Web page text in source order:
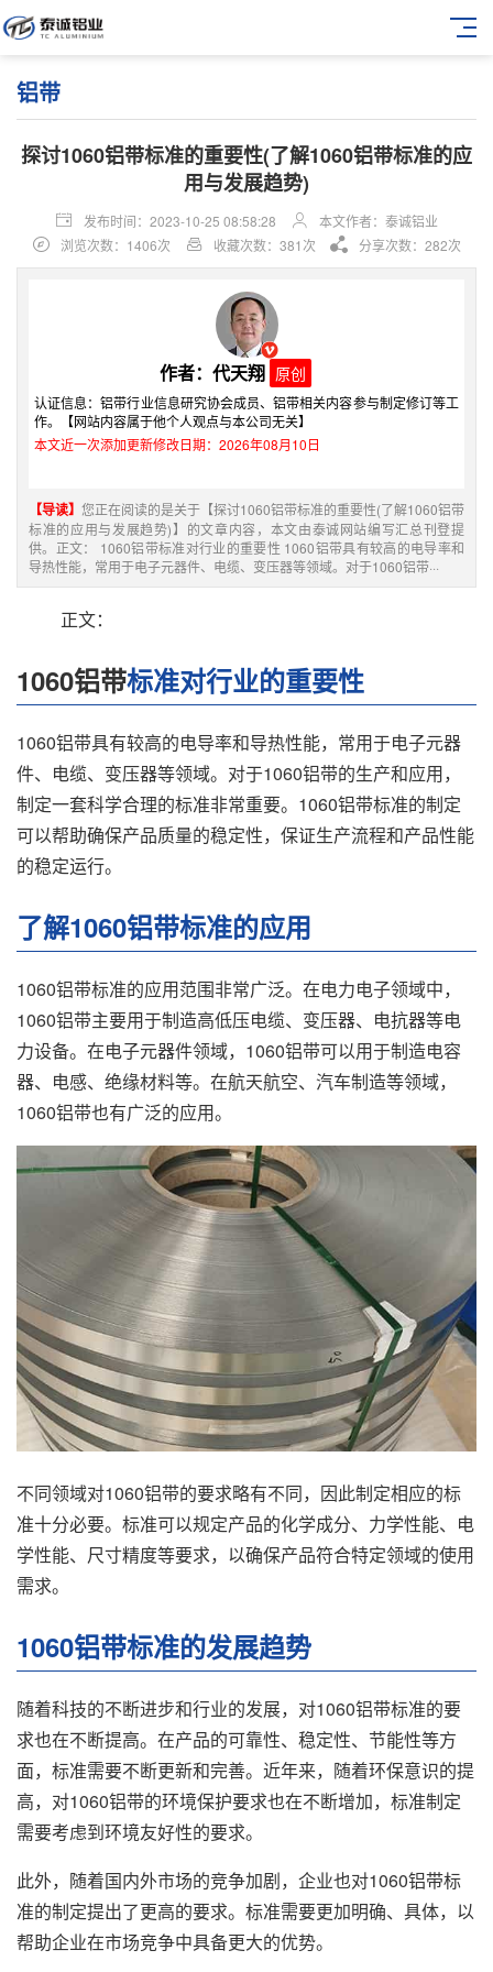
铝带
探讨1060铝带标准的重要性(了解1060铝带标准的应
用与发展趋势)
发布时间：2023-10-25 08:58:28
本文作者：泰诚铝业
浏览次数：1406次
收藏次数：381次 分享次数：282次
作者：代天翔 原创
认证信息：铝带行业信息研究协会成员、铝带相关内容参与制定修订等工
作。【网站内容属于他个人观点与本公司无关】
本文近一次添加更新修改日期：2026年08月10日
【导读】 您正在阅读的是关于【探讨1060铝带标准的重要性(了解1060铝带
标准的应用与发展趋势)】的文章内容，本文由泰诚网站编写汇总刊登提
供。正文： 1060铝带标准对行业的重要性 1060铝带具有较高的电导率和
导热性能，常用于电子元器件、电缆、变压器等领域。对于1060铝带···
正文：
1060铝带标准对行业的重要性
1060铝带具有较高的电导率和导热性能，常用于电子元器
件、电缆、变压器等领域。对于1060铝带的生产和应用，
制定一套科学合理的标准非常重要。1060铝带标准的制定
可以帮助确保产品质量的稳定性，保证生产流程和产品性能
的稳定运行。
了解1060铝带标准的应用
1060铝带标准的应用范围非常广泛。在电力电子领域中，
1060铝带主要用于制造高低压电缆、变压器、电抗器等电
力设备。在电子元器件领域，1060铝带可以用于制造电容
器、电感、绝缘材料等。在航天航空、汽车制造等领域，
1060铝带也有广泛的应用。
不同领域对1060铝带的要求略有不同，因此制定相应的标
准十分必要。标准可以规定产品的化学成分、力学性能、电
学性能、尺寸精度等要求，以确保产品符合特定领域的使用
需求。
1060铝带标准的发展趋势
随着科技的不断进步和行业的发展，对1060铝带标准的要
求也在不断提高。在产品的可靠性、稳定性、节能性等方
面，标准需要不断更新和完善。近年来，随着环保意识的提
高，对1060铝带的环境保护要求也在不断增加，标准制定
需要考虑到环境友好性的要求。
此外，随着国内外市场的竞争加剧，企业也对1060铝带标
准的制定提出了更高的要求。标准需要更加明确、具体，以
帮助企业在市场竞争中具备更大的优势。